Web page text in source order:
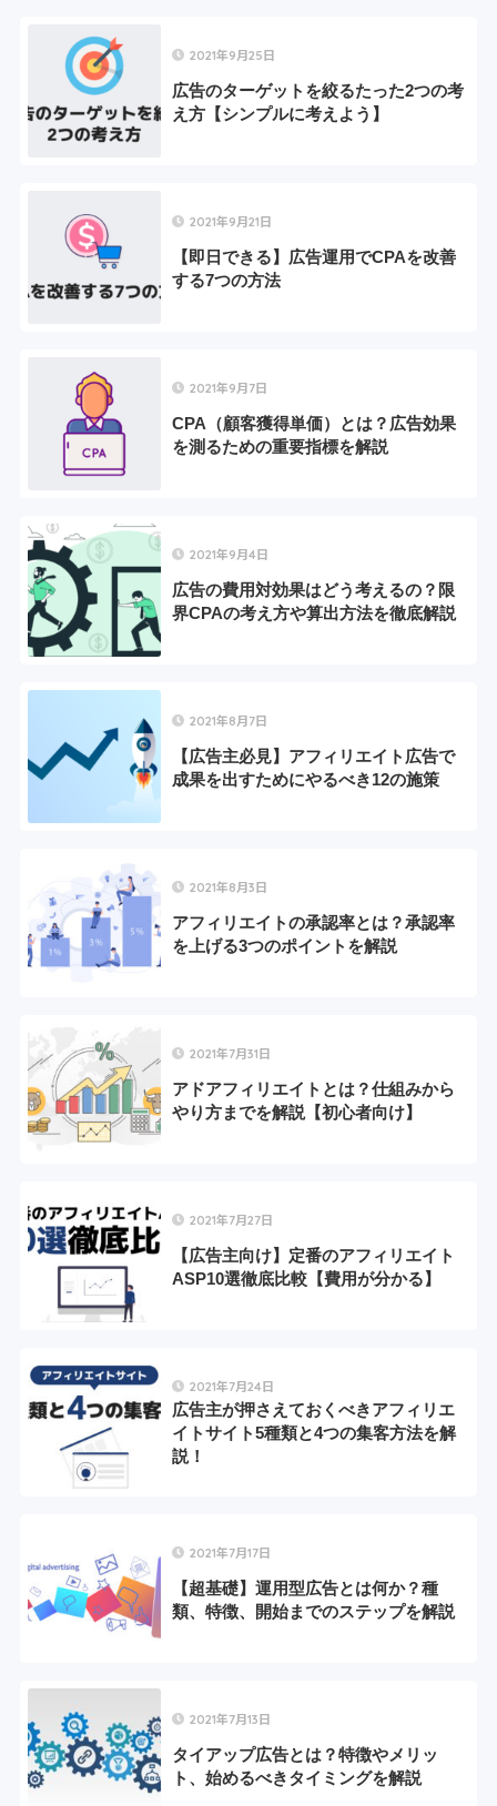
2021年9月25日
広告のターゲットを絞るたった2つの考
え方【シンプルに考えよう】
2021年9月21日
【即日できる】広告運用でCPAを改善
する7つの方法
2021年9月7日
CPA（顧客獲得単価）とは？広告効果
を測るための重要指標を解説
2021年9月4日
広告の費用対効果はどう考えるの？限
界CPAの考え方や算出方法を徹底解説
2021年8月7日
【広告主必見】アフィリエイト広告で
成果を出すためにやるべき12の施策
2021年8月3日
アフィリエイトの承認率とは？承認率
を上げる3つのポイントを解説
2021年7月31日
アドアフィリエイトとは？仕組みから
やり方までを解説【初心者向け】
2021年7月27日
【広告主向け】定番のアフィリエイト
ASP10選徹底比較【費用が分かる】
2021年7月24日
広告主が押さえておくべきアフィリエ
イトサイト5種類と4つの集客方法を解
説！
2021年7月17日
【超基礎】運用型広告とは何か？種
類、特徴、開始までのステップを解説
2021年7月13日
タイアップ広告とは？特徴やメリッ
ト、始めるべきタイミングを解説